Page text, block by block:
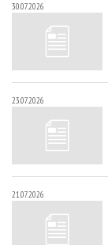
30.07.2026
23.07.2026
21.07.2026